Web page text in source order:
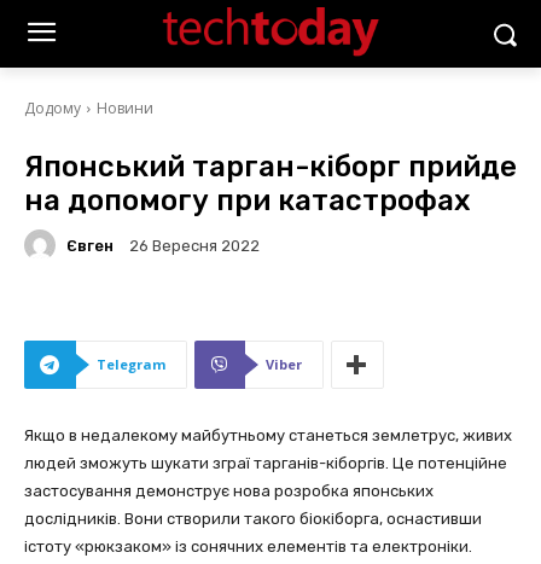
Додому Новини
Японський тарган-кіборг прийде
на допомогу при катастрофах
Євген 26 Вересня 2022
Telegram Viber
Якщо в недалекому майбутньому станеться землетрус, живих
людей зможуть шукати зграї тарганів-кіборгів. Це потенційне
застосування демонструє нова розробка японських
дослідників. Вони створили такого біокіборга, оснастивши
істоту «рюкзаком» із сонячних елементів та електроніки.